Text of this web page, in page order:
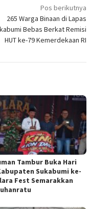
Pos berikutnya
265 Warga Binaan di Lapas
Bebas Berkat Remisi
HUT ke-79 Kemerdekaan RI
Tambur Buka Hari
Sukabumi ke-
Fest Semarakkan